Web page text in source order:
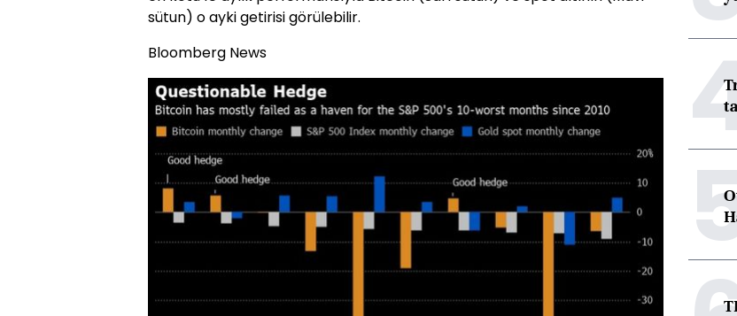
sütun) o ayki getirisi görülebilir.
Bloomberg News